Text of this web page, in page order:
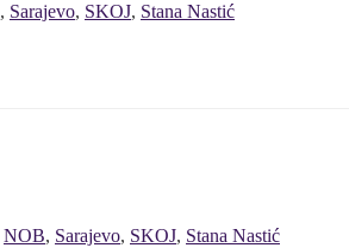
, Sarajevo, SKOJ, Stana Nastić
NOB, Sarajevo, SKOJ, Stana Nastić